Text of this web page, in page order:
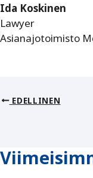
Ida Koskinen
Lawyer
Asianajotoimisto
EDELLINEN